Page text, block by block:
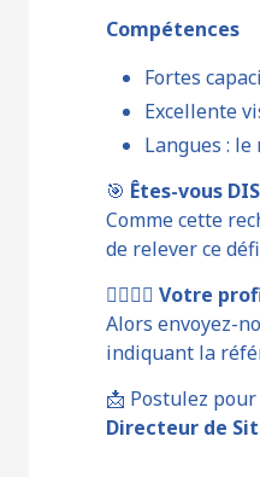
Compétences
Fortes
Excellente
Langues :
🎯 Êtes-vous
Comme cette
de relever ce
🦸‍♂️🦸‍♀️ Votre
Alors envoyez-
indiquant la
📩 Postulez
Directeur de